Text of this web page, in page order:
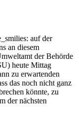
auf der
an diesem
der Behörde
heute Mittag
zu erwartenden
das noch nicht ganz
könnte, zu
der nächsten